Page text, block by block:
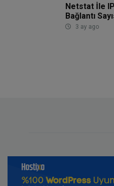
Netstat İle
Bağlantı
3 ay ago